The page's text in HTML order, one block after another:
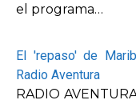
el programa…
El 'repaso' de
Radio Aventura
RADIO